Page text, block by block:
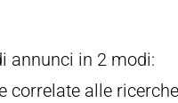
annunci in 2 modi:
correlate alle